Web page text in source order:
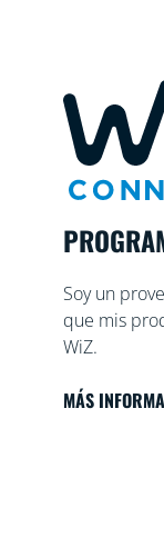
Soy un
que mis
WiZ.
MÁS